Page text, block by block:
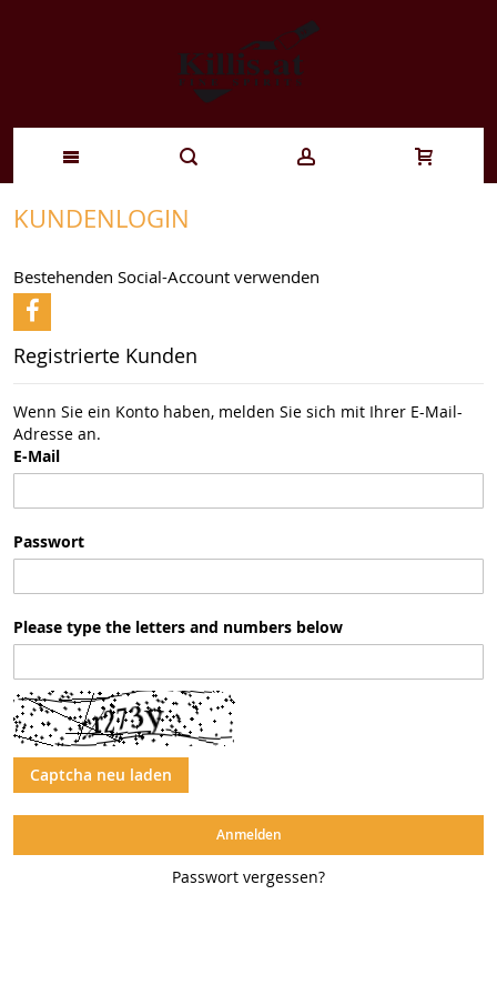
Zum
springen
KUNDENLOGIN
Bestehenden Social-Account verwenden
Registrierte Kunden
Wenn Sie ein Konto haben, melden Sie sich mit Ihrer E-Mail-
Adresse an.
E-Mail
Passwort
Please type the letters and numbers below
Captcha neu laden
Anmelden
Passwort vergessen?